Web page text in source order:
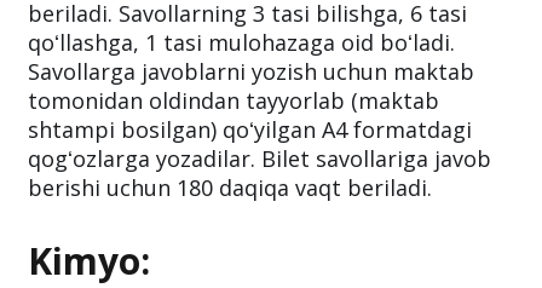
beriladi. Savollarning 3 tasi bilishga, 6 tasi
qoʻllashga, 1 tasi mulohazaga oid boʻladi.
Savollarga javoblarni yozish uchun maktab
tomonidan oldindan tayyorlab (maktab
shtampi bosilgan) qoʻyilgan A4 formatdagi
qogʻozlarga yozadilar. Bilet savollariga javob
berishi uchun 180 daqiqa vaqt beriladi.
Kimyo: